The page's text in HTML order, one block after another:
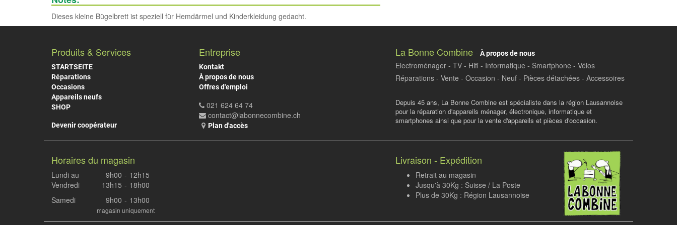
Dieses kleine Bügelbrett ist speziell für Hemdärmel und Kinderkleidung gedacht.
Produits & Services
STARTSEITE
Réparations
Occasions
Appareils neufs
SHOP
Devenir coopérateur
Entreprise
Kontakt
À propos de nous
Offres d'emploi
021 624 64 74
contact@labonnecombine.ch
Plan d'accès
La Bonne Combine - À propos de nous
Electroménager - TV - Hifi - Informatique - Smartphone - Vélos
Réparations - Vente - Occasion - Neuf - Pièces détachées - Accessoires
Depuis 45 ans, La Bonne Combine est spécialiste dans la région Lausannoise
pour la réparation d'appareils ménager, électronique, informatique et
smartphones ainsi que pour la vente d'appareils et pièces d'occasion.
Horaires du magasin
Lundi au
Vendredi
9h00
13h15
-
-
12h15
18h00
Samedi
9h00 - 13h00
magasin uniquement
Livraison - Expédition
Retrait au magasin
Jusqu'à 30Kg : Suisse / La Poste
Plus de 30Kg : Région Lausannoise